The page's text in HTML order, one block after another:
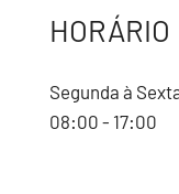
HORÁRIO
Segunda à
08:00 - 17:00